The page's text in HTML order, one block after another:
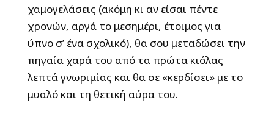
χαμογελάσεις (ακόμη κι αν είσαι πέντε
χρονών, αργά το μεσημέρι, έτοιμος για
ύπνο σ’ ένα σχολικό), θα σου μεταδώσει την
πηγαία χαρά του από τα πρώτα κιόλας
λεπτά γνωριμίας και θα σε «κερδίσει» με το
μυαλό και τη θετική αύρα του.